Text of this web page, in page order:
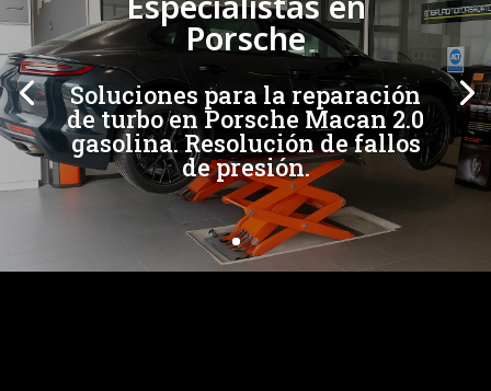
Porsche
Soluciones para la reparación
de turbo en Porsche Macan 2.0
gasolina. Resolución de fallos
de presión.